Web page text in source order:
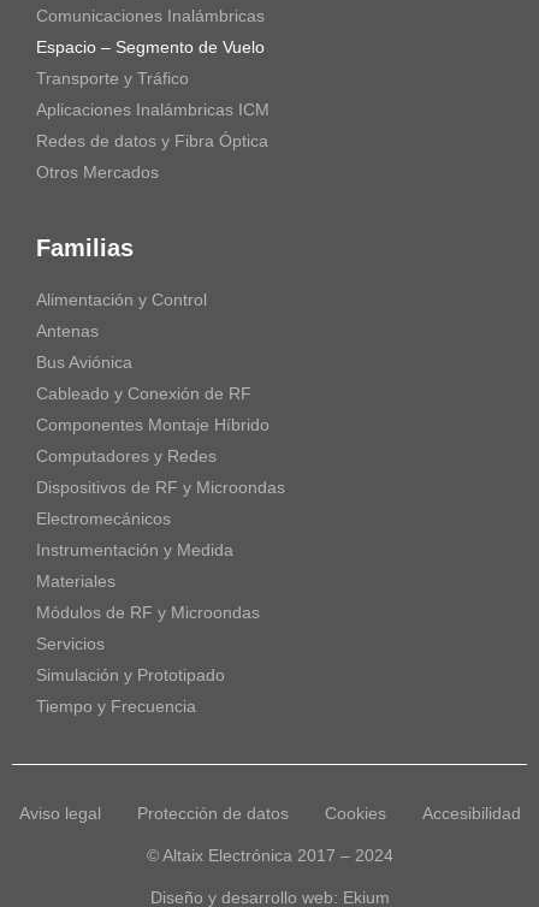
Comunicaciones Inalámbricas
Espacio – Segmento de Vuelo
Transporte y Tráfico
Aplicaciones Inalámbricas ICM
Redes de datos y Fibra Óptica
Otros Mercados
Familias
Alimentación y Control
Antenas
Bus Aviónica
Cableado y Conexión de RF
Componentes Montaje Híbrido
Computadores y Redes
Dispositivos de RF y Microondas
Electromecánicos
Instrumentación y Medida
Materiales
Módulos de RF y Microondas
Servicios
Simulación y Prototipado
Tiempo y Frecuencia
Aviso legal Protección de datos Cookies Accesibilidad
© Altaix Electrónica 2017 – 2024
Diseño y desarrollo web: Ekium